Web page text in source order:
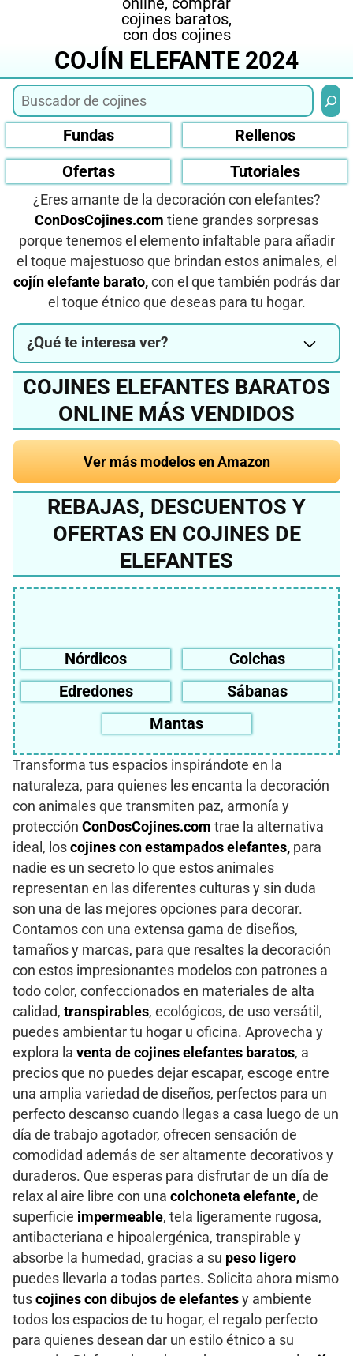
COJÍN ELEFANTE 2024
Fundas
Rellenos
Ofertas
Tutoriales
¿Eres amante de la decoración con elefantes?
ConDosCojines.com tiene grandes sorpresas
porque tenemos el elemento infaltable para añadir
el toque majestuoso que brindan estos animales, el
cojín elefante barato, con el que también podrás dar
el toque étnico que deseas para tu hogar.
¿Qué te interesa ver?
COJINES ELEFANTES BARATOS
ONLINE MÁS VENDIDOS
Ver más modelos en Amazon
REBAJAS, DESCUENTOS Y
OFERTAS EN COJINES DE
ELEFANTES
Nórdicos
Colchas
Edredones
Sábanas
Mantas
Transforma tus espacios inspirándote en la
naturaleza, para quienes les encanta la decoración
con animales que transmiten paz, armonía y
protección ConDosCojines.com trae la alternativa
ideal, los cojines con estampados elefantes, para
nadie es un secreto lo que estos animales
representan en las diferentes culturas y sin duda
son una de las mejores opciones para decorar.
Contamos con una extensa gama de diseños,
tamaños y marcas, para que resaltes la decoración
con estos impresionantes modelos con patrones a
todo color, confeccionados en materiales de alta
calidad, transpirables, ecológicos, de uso versátil,
puedes ambientar tu hogar u oficina. Aprovecha y
explora la venta de cojines elefantes baratos, a
precios que no puedes dejar escapar, escoge entre
una amplia variedad de diseños, perfectos para un
perfecto descanso cuando llegas a casa luego de un
día de trabajo agotador, ofrecen sensación de
comodidad además de ser altamente decorativos y
duraderos. Que esperas para disfrutar de un día de
relax al aire libre con una colchoneta elefante, de
superficie impermeable, tela ligeramente rugosa,
antibacteriana e hipoalergénica, transpirable y
absorbe la humedad, gracias a su peso ligero
puedes llevarla a todas partes. Solicita ahora mismo
tus cojines con dibujos de elefantes y ambiente
todos los espacios de tu hogar, el regalo perfecto
para quienes desean dar un estilo étnico a su